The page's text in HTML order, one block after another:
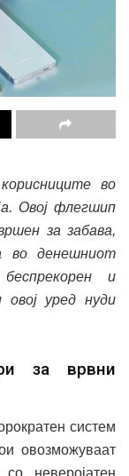
во
Овој флегшип
за забава,
во денешниот
и
овој уред нуди
за врвни
систем
овозможуваат
неверојатен